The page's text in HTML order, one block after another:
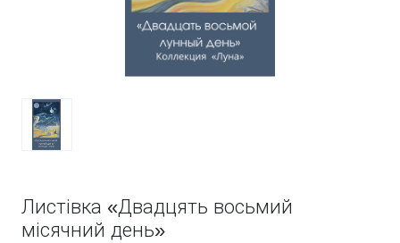
Листівка «Двадцять восьмий
місячний день»